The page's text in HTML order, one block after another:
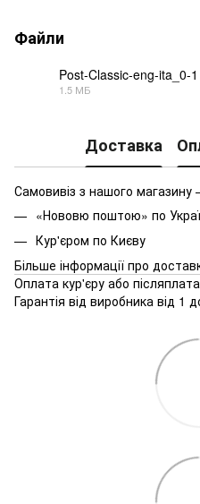
Файли
Post-Classic-eng-ita_0-
1.5 МБ
Доставка
Самовивіз з нашого
«Нововю поштою» по
Кур'єром по Києву
Більше інформації про
Оплата кур'єру або
Гарантія від виробника від 1